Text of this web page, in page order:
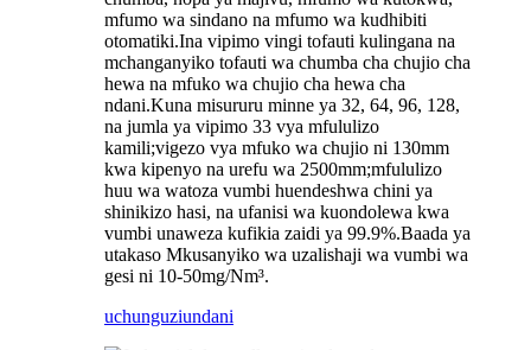
mfumo wa sindano na mfumo wa kudhibiti
otomatiki.Ina vipimo vingi tofauti kulingana na
mchanganyiko tofauti wa chumba cha chujio cha
hewa na mfuko wa chujio cha hewa cha
ndani.Kuna misururu minne ya 32, 64, 96, 128,
na jumla ya vipimo 33 vya mfululizo
kamili;vigezo vya mfuko wa chujio ni 130mm
kwa kipenyo na urefu wa 2500mm;mfululizo
huu wa watoza vumbi huendeshwa chini ya
shinikizo hasi, na ufanisi wa kuondolewa kwa
vumbi unaweza kufikia zaidi ya 99.9%.Baada ya
utakaso Mkusanyiko wa uzalishaji wa vumbi wa
gesi ni 10-50mg/Nm³.
uchunguziundani